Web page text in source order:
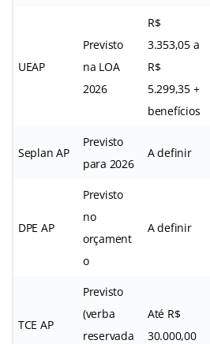
UEAP
Previsto
na LOA
2026
R$
3.353,05 a
R$
5.299,35 +
benefícios
Seplan AP
Previsto
para 2026
A definir
DPE AP
Previsto
no
orçament
o
A definir
TCE AP
Previsto
(verba
reservada
Até R$
30.000,00